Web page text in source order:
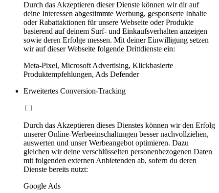
Durch das Akzeptieren dieser Dienste können wir dir auf
deine Interessen abgestimmte Werbung, gesponserte Inhalte
oder Rabattaktionen für unsere Webseite oder Produkte
basierend auf deinem Surf- und Einkaufsverhalten anzeigen
sowie deren Erfolge messen. Mit deiner Einwilligung setzen
wir auf dieser Webseite folgende Drittdienste ein:
Meta-Pixel, Microsoft Advertising, Klickbasierte
Produktempfehlungen, Ads Defender
Erweitertes Conversion-Tracking
Durch das Akzeptieren dieses Dienstes können wir den Erfolg
unserer Online-Werbeeinschaltungen besser nachvollziehen,
auswerten und unser Werbeangebot optimieren. Dazu
gleichen wir deine verschlüsselten personenbezogenen Daten
mit folgenden externen Anbietenden ab, sofern du deren
Dienste bereits nutzt:
Google Ads